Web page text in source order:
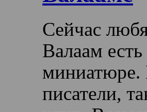
Сейчас
Валаам
миниатюре.
писатели,